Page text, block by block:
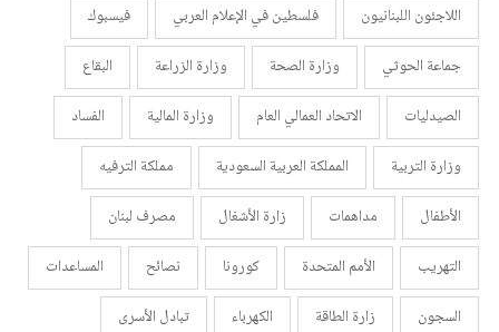
اللاجئون اللبنانيون
فلسطين في الإعلام العربي
فيسبوك
جماعة الحوثي
وزارة الصحة وزارة الزراعة
البقاع
الصيدليات
الاتحاد العمالي العام وزارة المالية
الفساد
وزارة التربية
المملكة العربية السعودية
مملكة الترفيه
الأطفال
مداهمات زارة الأشغال
مصرف لبنان
التهريب
الأمم المتحدة كورونا نصائح
المساعدات
السجون
زارة الطاقة الكهرباء
تبادل الأسرى